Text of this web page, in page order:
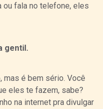
fala no telefone, eles
gentil.
é bem sério. Você
eles te fazem, sabe?
na internet pra divulgar